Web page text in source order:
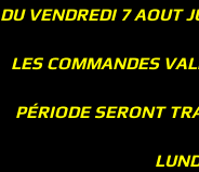
DU VENDREDI 7 AOUT
LES COMMANDES
PÉRIODE SERONT